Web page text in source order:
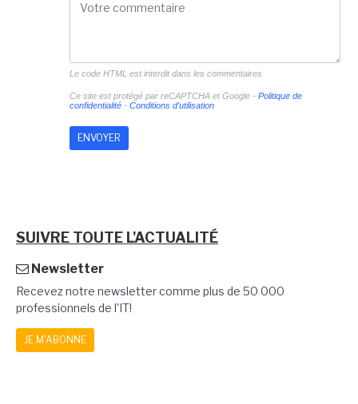
Le code HTML est interdit dans les commentaires
Ce site est protégé par reCAPTCHA et Google - Politique de
confidentialité- Conditions d'utilisation
SUIVRE TOUTE L'ACTUALITÉ
Newsletter
Recevez notre newsletter comme plus de 50 000
professionnels de l'IT!
JE M'ABONNE